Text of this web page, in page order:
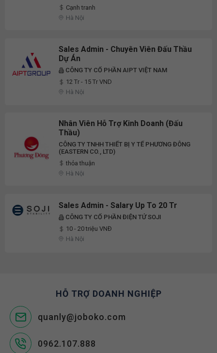
Cạnh tranh
Hà Nội
Sales Admin - Chuyên Viên Đấu Thầu
Dự Án
CÔNG TY CỔ PHẦN AIPT VIỆT NAM
12 Tr - 15 Tr VND
Hà Nội
Nhân Viên Hỗ Trợ Kinh Doanh (Đấu
Thầu)
CÔNG TY TNHH THIẾT BỊ Y TẾ PHƯƠNG ĐÔNG
(EASTERN CO., LTD)
thỏa thuận
Hà Nội
Sales Admin - Salary Up To 20 Tr
CÔNG TY CỔ PHẦN ĐIỆN TỬ SOJI
10 - 20 triệu VNĐ
Hà Nội
HỖ TRỢ DOANH NGHIỆP
quanly@joboko.com
0962.107.888